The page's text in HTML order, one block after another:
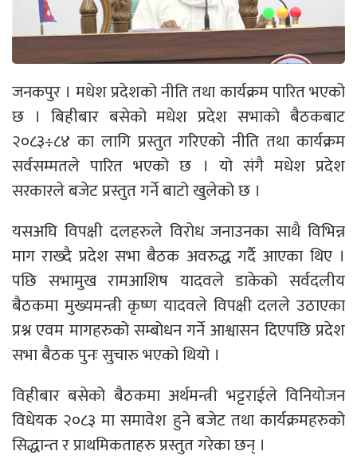
जनकपुर । मधेश प्रदेशको नीति तथा कार्यक्रम पारित भएको
छ । बिहीबार बसेको मधेश प्रदेश सभाको बैठकबाट
२०८३÷८४ का लागि प्रस्तुत गरिएको नीति तथा कार्यक्रम
सर्वसम्मतले पारित भएको छ । यो संगै मधेश प्रदेश
सरकारले बजेट प्रस्तुत गर्ने बाटो खुलेको छ ।
यसअघि विपक्षी दलहरुले विरोध जनाउनका साथै विभिन्न
माग राख्दै प्रदेश सभा बैठक अवरुद्ध गर्दै आएका थिए ।
पछि सभामुख रामआशिष यादवले डाकेको सर्वदलीय
बैठकमा मुख्यमन्त्री कृष्ण यादवले विपक्षी दलले उठाएका
प्रश्न एवम मागहरुको सम्बोधन गर्ने आश्वासन दिएपछि प्रदेश
सभा बैठक पुनः सुचारु भएको थियो ।
विहीबार बसेको बैठकमा अर्थमन्त्री भट्टराईले विनियोजन
विधेयक २०८३ मा समावेश हुने बजेट तथा कार्यक्रमहरुको
सिद्धान्त र प्राथमिकताहरु प्रस्तुत गरेका छन् ।